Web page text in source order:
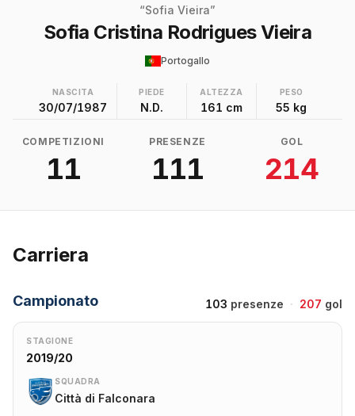
“Sofia Vieira”
Sofia Cristina Rodrigues Vieira
Portogallo
NASCITA
30/07/1987
PIEDE
N.D.
ALTEZZA
161 cm
PESO
55 kg
COMPETIZIONI
11
PRESENZE
111
GOL
214
Carriera
Campionato 103 presenze · 207 gol
STAGIONE
2019/20
SQUADRA
Città di Falconara